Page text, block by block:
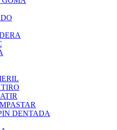
DENTADA